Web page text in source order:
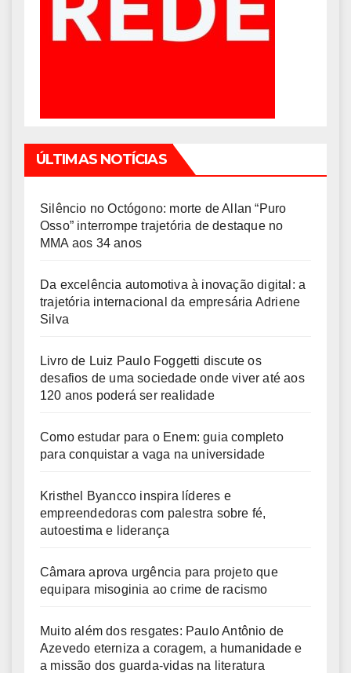
ÚLTIMAS NOTÍCIAS
Silêncio no Octógono: morte de Allan “Puro
Osso” interrompe trajetória de destaque no
MMA aos 34 anos
Da excelência automotiva à inovação digital: a
trajetória internacional da empresária Adriene
Silva
Livro de Luiz Paulo Foggetti discute os
desafios de uma sociedade onde viver até aos
120 anos poderá ser realidade
Como estudar para o Enem: guia completo
para conquistar a vaga na universidade
Kristhel Byancco inspira líderes e
empreendedoras com palestra sobre fé,
autoestima e liderança
Câmara aprova urgência para projeto que
equipara misoginia ao crime de racismo
Muito além dos resgates: Paulo Antônio de
Azevedo eterniza a coragem, a humanidade e
a missão dos guarda-vidas na literatura